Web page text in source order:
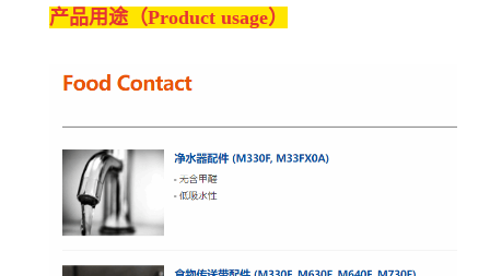
产品用途（Product usage）